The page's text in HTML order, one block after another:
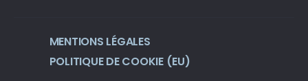
MENTIONS LÉGALES
POLITIQUE DE COOKIE (EU)